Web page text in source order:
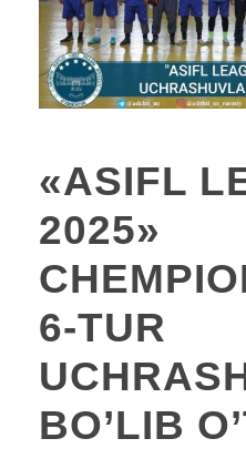
«ASIFL
2025»
6-TUR
BO’LIB